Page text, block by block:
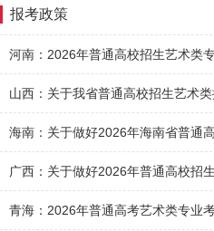
报考政策
河南：2026年普通高校招生艺术类
山西：关于我省普通高校招生艺术
海南：关于做好2026年海南省普通
广西：关于做好2026年普通高校招
青海：2026年普通高考艺术类专业